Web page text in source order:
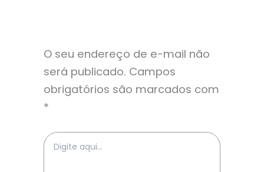
O seu endereço de e-mail não
será publicado. Campos
obrigatórios são marcados com
*